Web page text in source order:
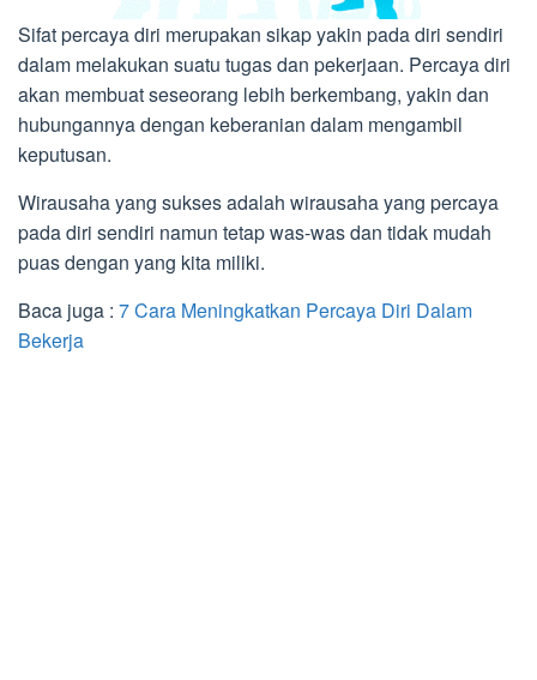
Sifat percaya diri merupakan sikap yakin pada diri sendiri
dalam melakukan suatu tugas dan pekerjaan. Percaya diri
akan membuat seseorang lebih berkembang, yakin dan
hubungannya dengan keberanian dalam mengambil
keputusan.
Wirausaha yang sukses adalah wirausaha yang percaya
pada diri sendiri namun tetap was-was dan tidak mudah
puas dengan yang kita miliki.
Baca juga : 7 Cara Meningkatkan Percaya Diri Dalam
Bekerja